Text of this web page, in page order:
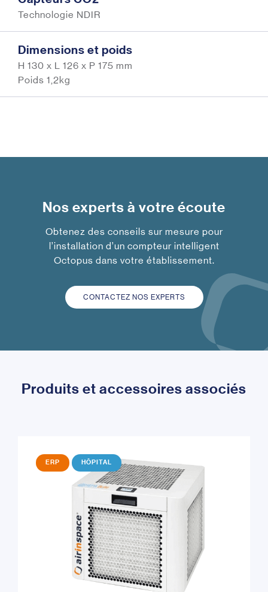
Technologie NDIR
Dimensions et poids
H 130 x L 126 x P 175 mm
Poids 1,2kg
Nos experts à votre écoute
Obtenez des conseils sur mesure pour
l’installation d’un compteur intelligent
Octopus dans votre établissement.
CONTACTEZ NOS EXPERTS
Produits et accessoires associés
ERP HÔPITAL